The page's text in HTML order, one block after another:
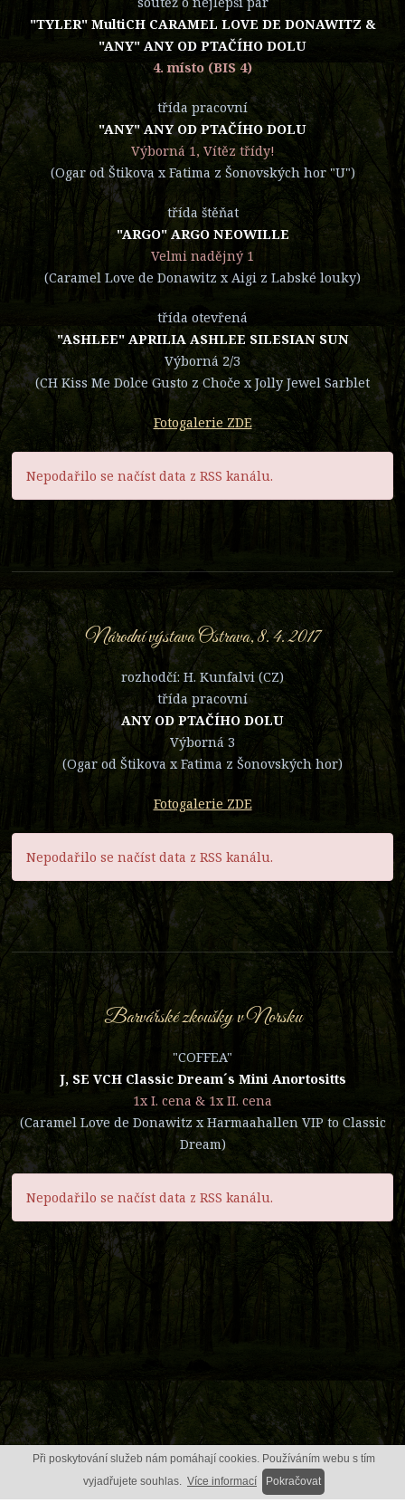
"TYLER" MultiCH CARAMEL LOVE DE DONAWITZ &
"ANY" ANY OD PTAČÍHO DOLU
4. místo (BIS 4)
třída pracovní
"ANY" ANY OD PTAČÍHO DOLU
Výborná 1, Vítěz třídy!
(Ogar od Štikova x Fatima z Šonovských hor "U")
třída štěňat
"ARGO" ARGO NEOWILLE
Velmi nadějný 1
(Caramel Love de Donawitz x Aigi z Labské louky)
třída otevřená
"ASHLEE" APRILIA ASHLEE SILESIAN SUN
Výborná 2/3
(CH Kiss Me Dolce Gusto z Choče x Jolly Jewel Sarblet
Fotogalerie ZDE
Nepodařilo se načíst data z RSS kanálu.
Národní výstava Ostrava, 8. 4. 2017
rozhodčí: H. Kunfalvi (CZ)
třída pracovní
ANY OD PTAČÍHO DOLU
Výborná 3
(Ogar od Štikova x Fatima z Šonovských hor)
Fotogalerie ZDE
Nepodařilo se načíst data z RSS kanálu.
Barvářské zkoušky v Norsku
"COFFEA"
J, SE VCH Classic Dream´s Mini Anortositts
1x I. cena & 1x II. cena
(Caramel Love de Donawitz x Harmaahallen VIP to Classic
Dream)
Nepodařilo se načíst data z RSS kanálu.
Při poskytování služeb nám pomáhají cookies. Používáním webu s tím
vyjadřujete souhlas. Více informací Pokračovat